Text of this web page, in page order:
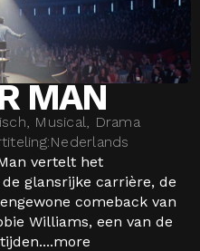
MAN
Musical, Drama
Nederlands
vertelt het
glansrijke carrière, de
comeback van
Williams, een van de
more